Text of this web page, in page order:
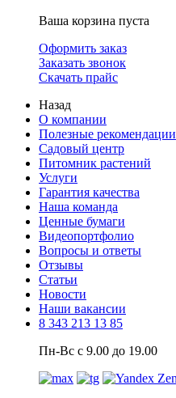
Ваша корзина пуста
Оформить заказ
Заказать звонок
Скачать прайс
Назад
О компании
Полезные рекомендации
Садовый центр
Питомник растений
Услуги
Гарантия качества
Наша команда
Ценные бумаги
Видеопортфолио
Вопросы и ответы
Отзывы
Статьи
Новости
Наши вакансии
8 343 213 13 85
Пн-Вс с 9.00 до 19.00